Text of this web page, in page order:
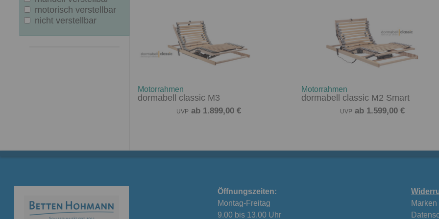
motorisch verstellbar
nicht verstellbar
Motorrahmen
dormabell classic M3
UVP ab 1.899,00 €
Motorrahmen
dormabell classic M2 Smart
UVP ab 1.599,00 €
Öffnungszeiten:
Montag-Freitag
9.00 bis 13.00 Uhr
Marken